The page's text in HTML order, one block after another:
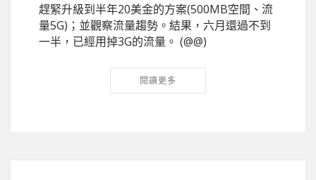
趕緊升級到半年20美金的方案(500MB空間、流
量5G)；並觀察流量趨勢。結果，六月還過不到
一半，已經用掉3G的流量。 (@@)
閱讀更多